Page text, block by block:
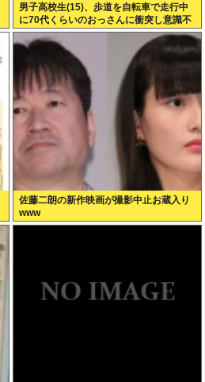
男子高校生(15)、歩道を自転車で走行中
に70代くらいのおっさんに衝突し意識不
明にさせてしまう
佐藤二朗の新作映画が撮影中止お蔵入り
www